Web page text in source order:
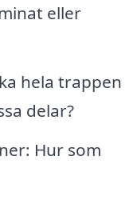
eller
hela trappen
delar?
Hur som